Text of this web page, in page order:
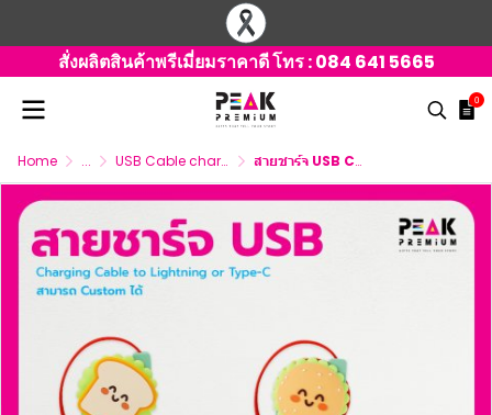
สั่งผลิตสินค้าพรีเมี่ยมราคาดี โทร :084 641 5665
0
Home ... USB Cable charger 3 connector สายชาร์จ USB Charging Cable สามารถ Customize ได้